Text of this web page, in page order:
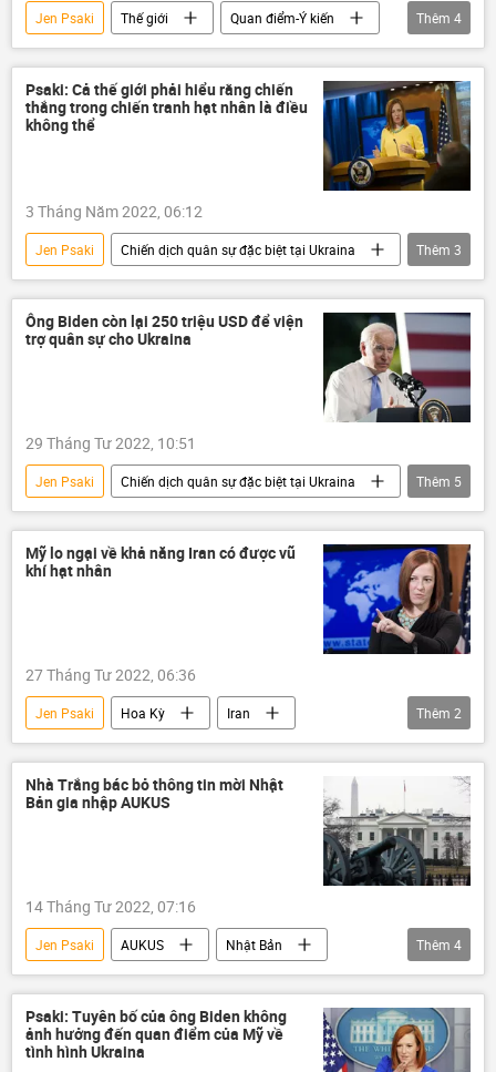
Jen Psaki Thế giới
Quan điểm-Ý kiến
Báo chí thế giới
Vladimir Putin
Joe Biden
Hoa Kỳ
Thêm 4
Psaki: Cả thế giới phải hiểu rằng chiến
thắng trong chiến tranh hạt nhân là điều
không thể
3 Tháng Năm 2022, 06:12
Jen Psaki
Chiến dịch quân sự đặc biệt tại Ukraina
Hoa Kỳ
vũ khí hạt nhân
chiến tranh
Thêm 3
Ông Biden còn lại 250 triệu USD để viện
trợ quân sự cho Ukraina
29 Tháng Tư 2022, 10:51
Jen Psaki
Chiến dịch quân sự đặc biệt tại Ukraina
Hoa Kỳ
Ukraina
viện trợ quân sự
Joe Biden
Nga
Thêm 5
Mỹ lo ngại về khả năng Iran có được vũ
khí hạt nhân
27 Tháng Tư 2022, 06:36
Jen Psaki Hoa Kỳ
Iran
vũ khí hạt nhân
Nhà Trắng
Thêm 2
Nhà Trắng bác bỏ thông tin mời Nhật
Bản gia nhập AUKUS
14 Tháng Tư 2022, 07:16
Jen Psaki AUKUS
Nhật Bản
Hoa Kỳ
Anh
Australia
Nhà Trắng
Thêm 4
Psaki: Tuyên bố của ông Biden không
ảnh hưởng đến quan điểm của Mỹ về
tình hình Ukraina